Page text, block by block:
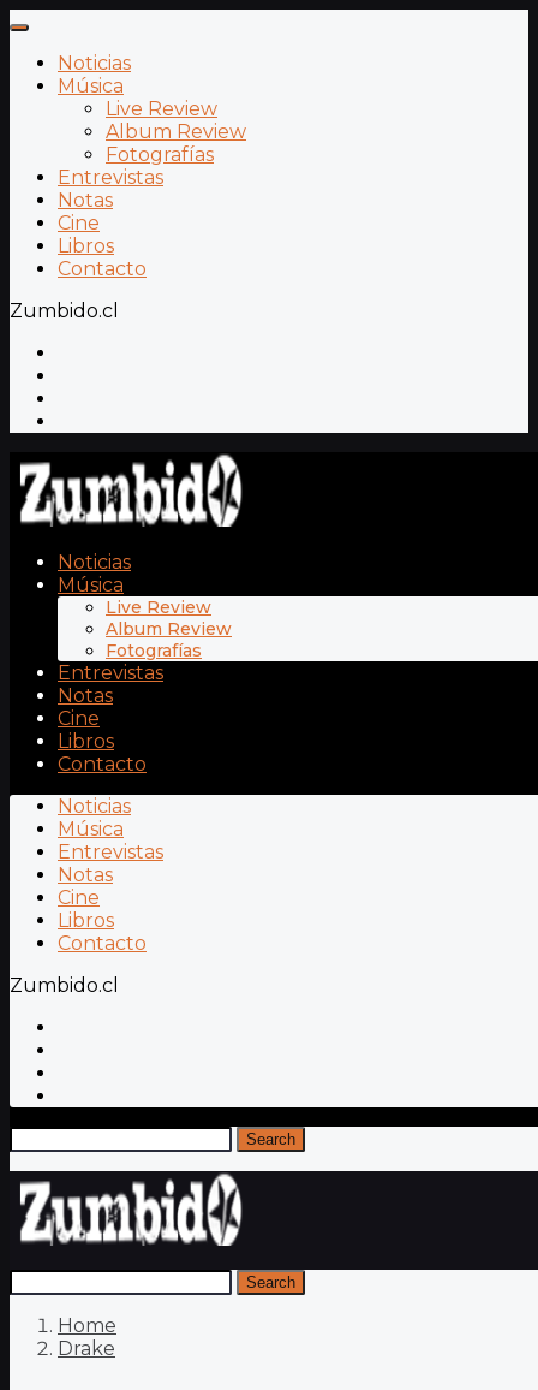
Noticias
Música
Live Review
Album Review
Fotografías
Entrevistas
Notas
Cine
Libros
Contacto
Zumbido.cl
Noticias
Música
Live Review
Album Review
Fotografías
Entrevistas
Notas
Cine
Libros
Contacto
Noticias
Música
Entrevistas
Notas
Cine
Libros
Contacto
Zumbido.cl
Search
Search
Home
Drake